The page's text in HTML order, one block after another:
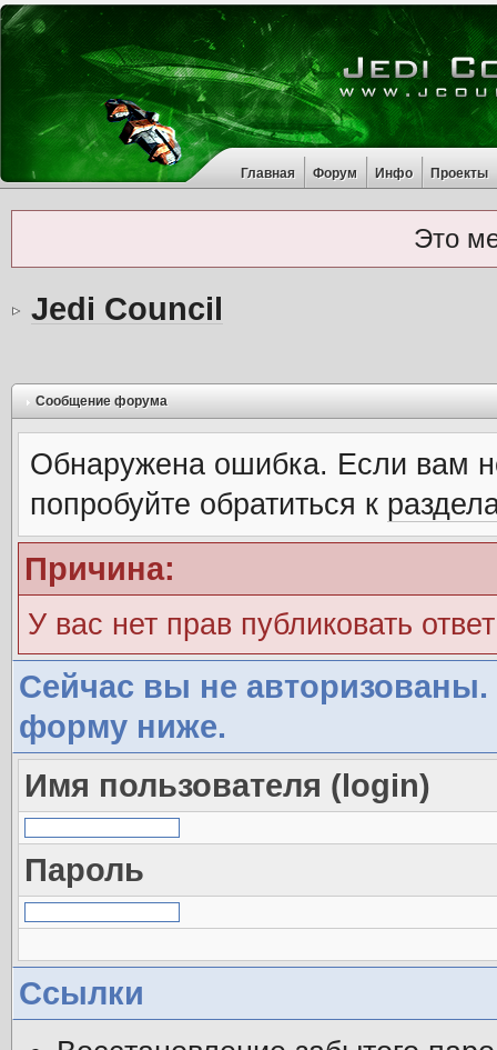
Главная Форум Инфо Проекты
Это
Jedi Council
Сообщение форума
Обнаружена ошибка. Если вам
попробуйте обратиться к
Причина:
У вас нет прав публиковать
Сейчас вы не авторизованы.
форму ниже.
Имя пользователя (login)
Пароль
Ссылки